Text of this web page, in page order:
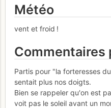
Météo
vent et froid !
Commentaires
Partis pour "la forteresses
sentait plus nos doigts.
Bien se rappeler qu'on est
voit pas le soleil avant un